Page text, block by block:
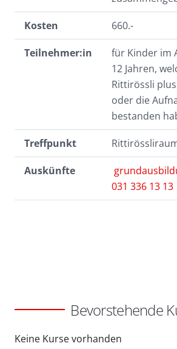
Kosten 660.-
Teilnehmer:in
für Kinder im
12 Jahren,
Rittirössli
oder die
bestanden
Treffpunkt
Auskünfte
031 336 13 13
Bevorstehende
Keine Kurse vorhanden